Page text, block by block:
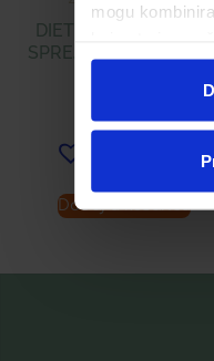
mogu
ste
DIETPHARM CYCLON
SPREJ ZA RANE 125ML
Dodaj u listu želja
Dodaj u košaricu